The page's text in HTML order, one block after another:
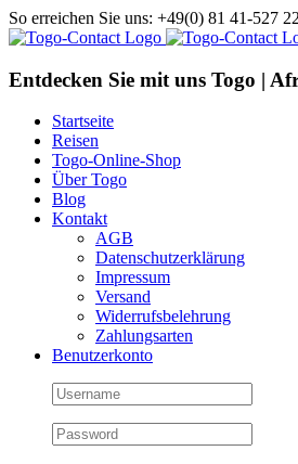
Skip
to
So erreichen Sie uns: +49(0) 81 41-527
Facebook
Instagram
Pinterest
X
Rss
E-
Entdecken Sie mit uns Togo |
Startseite
Reisen
Togo-Online-Shop
Über Togo
Blog
Kontakt
AGB
Datenschutzerklärung
Impressum
Versand
Widerrufsbelehrung
Zahlungsarten
Benutzerkonto